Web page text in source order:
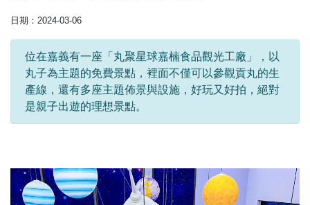
日期：2024-03-06
位在嘉義有一座「丸聚星球嘉楠食品觀光工廠」，以
丸子為主題的免費景點，裡面不僅可以參觀貢丸的生
產線，還有多座主題佈景與設施，好玩又好拍，絕對
是親子出遊的理想景點。